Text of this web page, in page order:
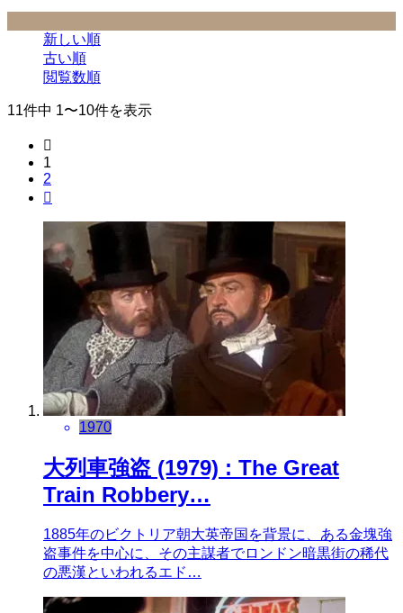
新しい順
古い順
閲覧数順
11件中 1〜10件を表示

1
2

1970
大列車強盗 (1979) : The Great
Train Robbery…
1885年のビクトリア朝大英帝国を背景に、ある金塊強
盗事件を中心に、その主謀者でロンドン暗黒街の稀代
の悪漢といわれるエド…